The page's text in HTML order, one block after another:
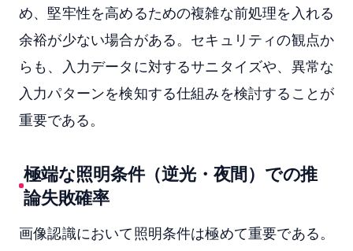
め、堅牢性を高めるための複雑な前処理を入れる
余裕が少ない場合がある。セキュリティの観点か
らも、入力データに対するサニタイズや、異常な
入力パターンを検知する仕組みを検討することが
重要である。
極端な照明条件（逆光・夜間）での推
論失敗確率
画像認識において照明条件は極めて重要である。